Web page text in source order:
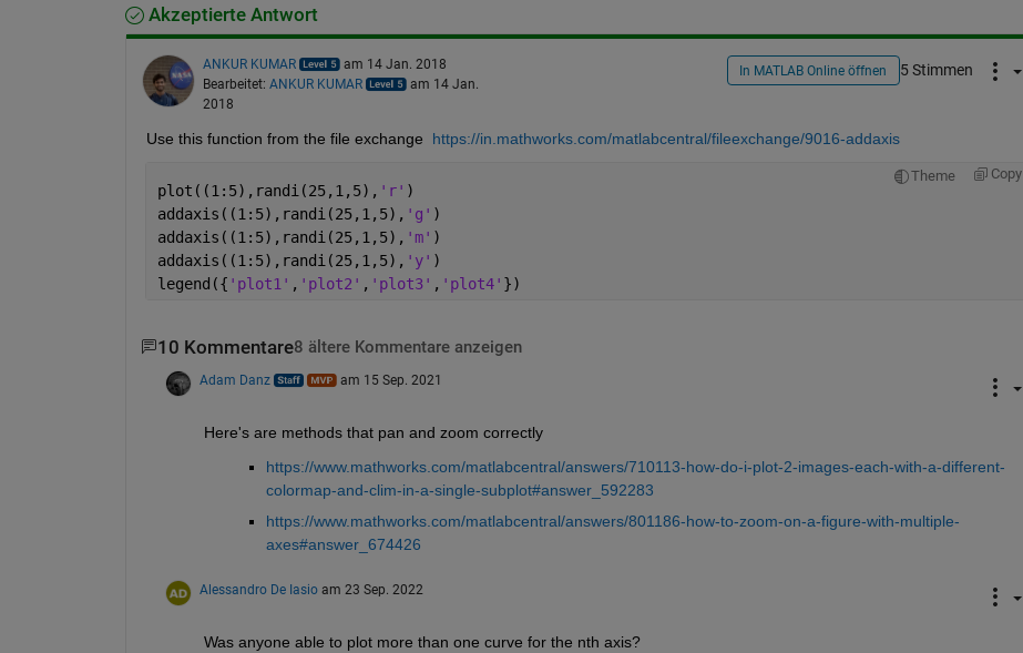
Akzeptierte Antwort
ANKUR KUMAR
am 14 Jan. 2018
Bearbeitet: ANKUR KUMAR
am 14 Jan.
2018
In MATLAB Online öffnen 5 Stimmen
Use this function from the file exchange https://in.mathworks.com/matlabcentral/fileexchange/9016-addaxis
Theme Copy
plot((1:5),randi(25,1,5), 'r' )
addaxis((1:5),randi(25,1,5), 'g' )
addaxis((1:5),randi(25,1,5), 'm' )
addaxis((1:5),randi(25,1,5), 'y' )
legend({ 'plot1' , 'plot2' , 'plot3' , 'plot4' })
10 Kommentare8 ältere Kommentare anzeigen
Adam Danz am 15 Sep. 2021
Here's are methods that pan and zoom correctly
https://www.mathworks.com/matlabcentral/answers/710113-how-do-i-plot-2-images-each-with-a-different-
colormap-and-clim-in-a-single-subplot#answer_592283
https://www.mathworks.com/matlabcentral/answers/801186-how-to-zoom-on-a-figure-with-multiple-
axes#answer_674426
Alessandro De Iasio am 23 Sep. 2022
Was anyone able to plot more than one curve for the nth axis?